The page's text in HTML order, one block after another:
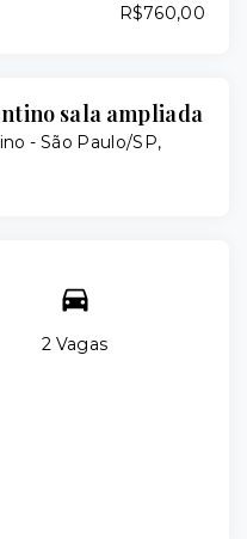
R$760,00
sala ampliada
- São Paulo/SP,
2 Vagas